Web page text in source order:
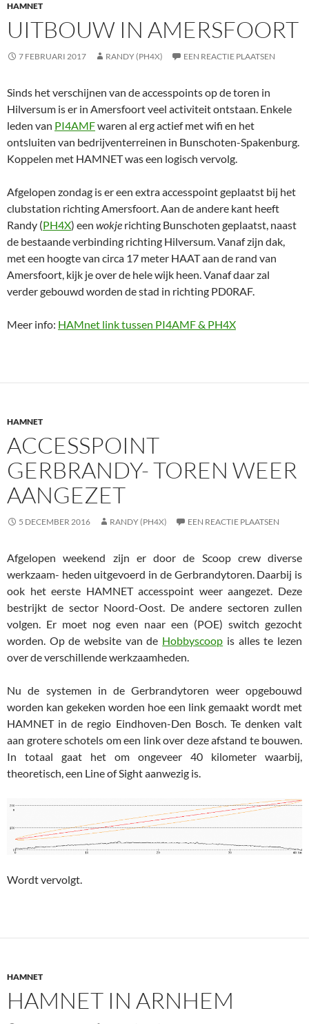
HAMNET
UITBOUW IN AMERSFOORT
7 FEBRUARI 2017 RANDY (PH4X) EEN REACTIE PLAATSEN
Sinds het verschijnen van de accesspoints op de toren in
Hilversum is er in Amersfoort veel activiteit ontstaan. Enkele
leden van PI4AMFwaren al erg actief met wifi en het
ontsluiten van bedrijventerreinen in Bunschoten-Spakenburg.
Koppelen met HAMNET was een logisch vervolg.
Afgelopen zondag is er een extra accesspoint geplaatst bij het
clubstation richting Amersfoort. Aan de andere kant heeft
Randy (PH4X) een wokje richting Bunschoten geplaatst, naast
de bestaande verbinding richting Hilversum. Vanaf zijn dak,
met een hoogte van circa 17 meter HAAT aan de rand van
Amersfoort, kijk je over de hele wijk heen. Vanaf daar zal
verder gebouwd worden de stad in richting PD0RAF.
Meer info: HAMnet link tussen PI4AMF & PH4X
HAMNET
ACCESSPOINT
GERBRANDY- TOREN WEER
AANGEZET
5 DECEMBER 2016 RANDY (PH4X) EEN REACTIE PLAATSEN
Afgelopen weekend zijn er door de Scoop crew diverse
werkzaam- heden uitgevoerd in de Gerbrandytoren. Daarbij is
ook het eerste HAMNET accesspoint weer aangezet. Deze
bestrijkt de sector Noord-Oost. De andere sectoren zullen
volgen. Er moet nog even naar een (POE) switch gezocht
worden. Op de website van de Hobbyscoop is alles te lezen
over de verschillende werkzaamheden.
Nu de systemen in de Gerbrandytoren weer opgebouwd
worden kan gekeken worden hoe een link gemaakt wordt met
HAMNET in de regio Eindhoven-Den Bosch. Te denken valt
aan grotere schotels om een link over deze afstand te bouwen.
In totaal gaat het om ongeveer 40 kilometer waarbij,
theoretisch, een Line of Sight aanwezig is.
Wordt vervolgt.
HAMNET
HAMNET IN ARNHEM